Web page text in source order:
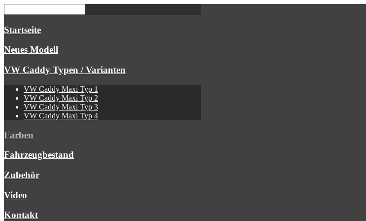
Startseite
Neues Modell
VW Caddy Typen / Varianten
VW Caddy Maxi Typ 1
VW Caddy Maxi Typ 2
VW Caddy Maxi Typ 3
VW Caddy Maxi Typ 4
Farben
Fahrzeugbestand
Zubehör
Video
Kontakt